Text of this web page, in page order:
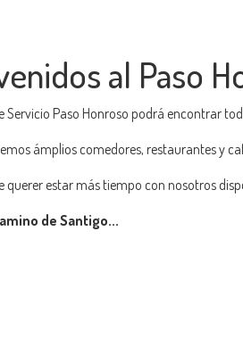
al Paso
Servicio Paso Honroso podrá encontrar
ámplios comedores, restaurantes y
querer estar más tiempo con nosotros
de Santigo...